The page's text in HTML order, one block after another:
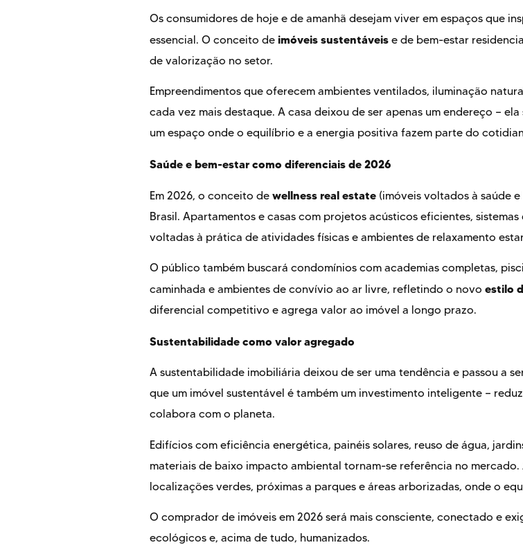
Os consumidores de hoje e de amanhã desejam viver em espaços que
essencial. O conceito de imóveis sustentáveis e de bem-estar
de valorização no setor.
Empreendimentos que oferecem ambientes ventilados, iluminação
cada vez mais destaque. A casa deixou de ser apenas um endereço —
um espaço onde o equilíbrio e a energia positiva fazem parte do
Saúde e bem-estar como diferenciais de 2026
Em 2026, o conceito de wellness real estate (imóveis voltados à saúde
Brasil. Apartamentos e casas com projetos acústicos eficientes,
voltadas à prática de atividades físicas e ambientes de relaxamento
O público também buscará condomínios com academias completas,
caminhada e ambientes de convívio ao ar livre, refletindo o novo estilo
diferencial competitivo e agrega valor ao imóvel a longo prazo.
Sustentabilidade como valor agregado
A sustentabilidade imobiliária deixou de ser uma tendência e passou a
que um imóvel sustentável é também um investimento inteligente —
colabora com o planeta.
Edifícios com eficiência energética, painéis solares, reuso de água,
materiais de baixo impacto ambiental tornam-se referência no
localizações verdes, próximas a parques e áreas arborizadas, onde o
O comprador de imóveis em 2026 será mais consciente, conectado e
ecológicos e, acima de tudo, humanizados.